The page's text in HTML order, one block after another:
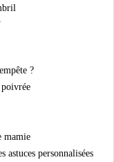
?
mamie
astuces personnalisées